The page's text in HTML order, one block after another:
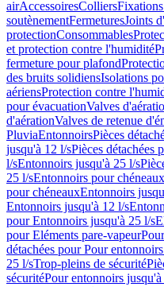
airAccessoiresColliers
soutènementFermeturesJoints
protectionConsommables
et protection contre l'humidité
fermeture pour plafond
des bruits solidiensIsolations
aériensProtection contre
pour évacuationValves
d'aérationValves de retenue
PluviaEntonnoirsPièces
jusqu'à 12 l/sPièces détachées
l/sEntonnoirs jusqu'à 25 l/s
25 l/sEntonnoirs pour chéneaux
pour chéneauxEntonnoirs
Entonnoirs jusqu'à 12 l/s
pour Entonnoirs jusqu'à 25 l/s
pour Eléments pare-vapeur
détachées pour Pour
25 l/sTrop-pleins de sécurité
sécuritéPour entonnoirs